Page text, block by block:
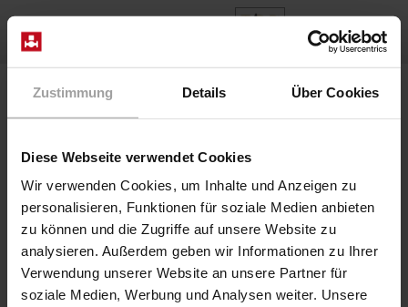
Zustimmung Details Über Cookies
Diese Webseite verwendet Cookies
Wir verwenden Cookies, um Inhalte und Anzeigen zu
personalisieren, Funktionen für soziale Medien anbieten
zu können und die Zugriffe auf unsere Website zu
analysieren. Außerdem geben wir Informationen zu Ihrer
Verwendung unserer Website an unsere Partner für
soziale Medien, Werbung und Analysen weiter. Unsere
EN
Different categories
Filter 40 series Clear filter
Search as you type...
Series Pressure